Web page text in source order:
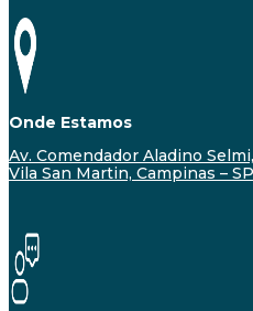
Onde Estamos
Av. Comendador Aladino
Vila San Martin, Campinas –